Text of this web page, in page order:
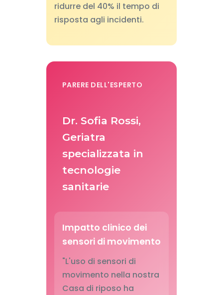
ridurre del 40% il tempo di
risposta agli incidenti.
PARERE DELL'ESPERTO
Dr. Sofia Rossi,
Geriatra
specializzata in
tecnologie
sanitarie
Impatto clinico dei
sensori di movimento
"L'uso di sensori di
movimento nella nostra
Casa di riposo ha